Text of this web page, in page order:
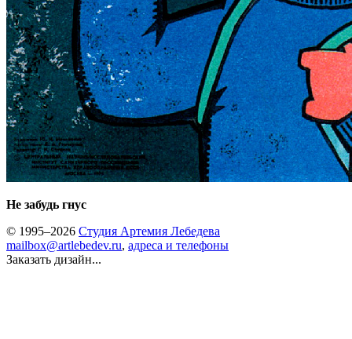
Не забудь гнус
© 1995–2026 Студия Артемия Лебедева
mailbox@artlebedev.ru, адреса и телефоны
Заказать дизайн...